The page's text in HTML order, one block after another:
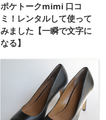
ポケトークmimi 口コ
ミ！レンタルして使って
みました【一瞬で文字に
なる】